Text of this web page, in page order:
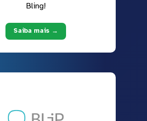
Bling!
Saiba mais →